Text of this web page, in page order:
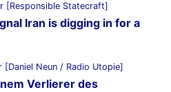
Statecraft]
Iran is digging in for a
Neun / Radio Utopie]
Verlierer des